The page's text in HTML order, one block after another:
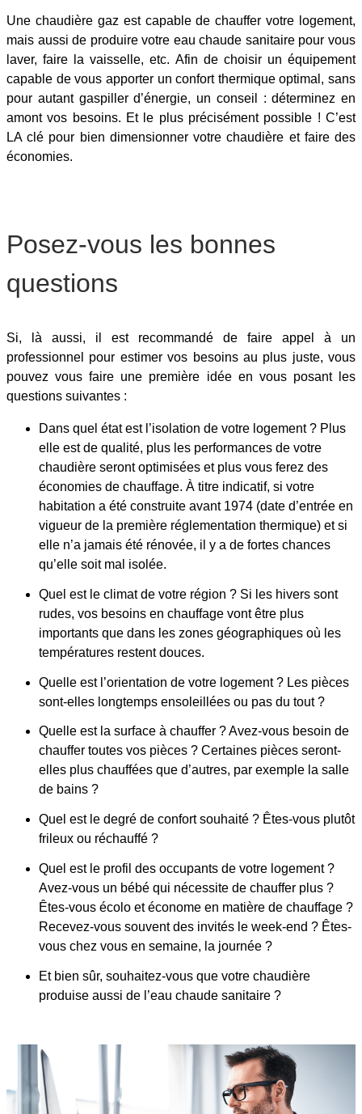
Une chaudière gaz est capable de chauffer votre logement,
mais aussi de produire votre eau chaude sanitaire pour vous
laver, faire la vaisselle, etc. Afin de choisir un équipement
capable de vous apporter un confort thermique optimal, sans
pour autant gaspiller d’énergie, un conseil : déterminez en
amont vos besoins. Et le plus précisément possible ! C’est
LA clé pour bien dimensionner votre chaudière et faire des
économies.
Posez-vous les bonnes
questions
Si, là aussi, il est recommandé de faire appel à un
professionnel pour estimer vos besoins au plus juste, vous
pouvez vous faire une première idée en vous posant les
questions suivantes :
Dans quel état est l’isolation de votre logement ? Plus
elle est de qualité, plus les performances de votre
chaudière seront optimisées et plus vous ferez des
économies de chauffage. À titre indicatif, si votre
habitation a été construite avant 1974 (date d’entrée en
vigueur de la première réglementation thermique) et si
elle n’a jamais été rénovée, il y a de fortes chances
qu’elle soit mal isolée.
Quel est le climat de votre région ? Si les hivers sont
rudes, vos besoins en chauffage vont être plus
importants que dans les zones géographiques où les
températures restent douces.
Quelle est l’orientation de votre logement ? Les pièces
sont-elles longtemps ensoleillées ou pas du tout ?
Quelle est la surface à chauffer ? Avez-vous besoin de
chauffer toutes vos pièces ? Certaines pièces seront-
elles plus chauffées que d’autres, par exemple la salle
de bains ?
Quel est le degré de confort souhaité ? Êtes-vous plutôt
frileux ou réchauffé ?
Quel est le profil des occupants de votre logement ?
Avez-vous un bébé qui nécessite de chauffer plus ?
Êtes-vous écolo et économe en matière de chauffage ?
Recevez-vous souvent des invités le week-end ? Êtes-
vous chez vous en semaine, la journée ?
Et bien sûr, souhaitez-vous que votre chaudière
produise aussi de l’eau chaude sanitaire ?